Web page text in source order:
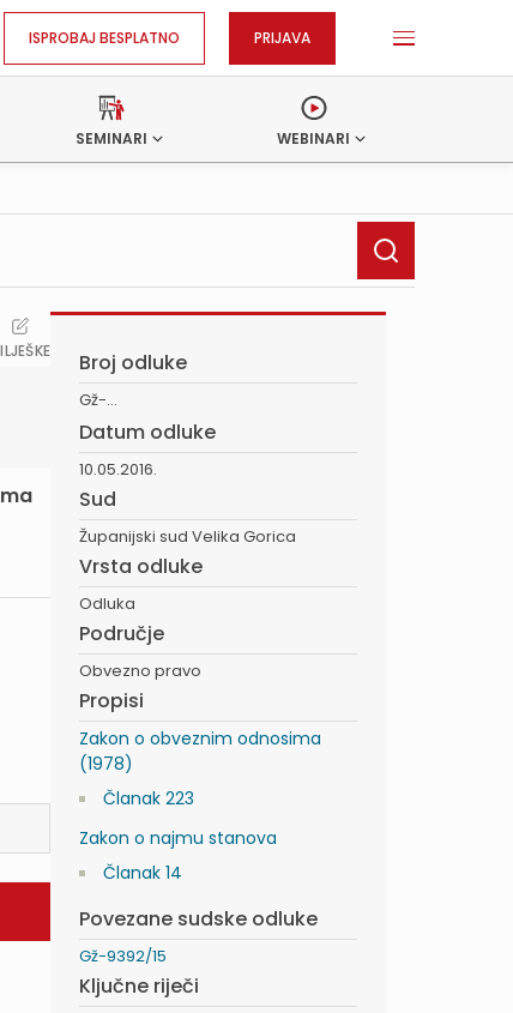
ISPROBAJ BESPLATNO PRIJAVA
SEMINARI WEBINARI
Broj odluke
Gž-...
Datum odluke
10.05.2016.
Sud
Županijski sud Velika Gorica
Vrsta odluke
Odluka
Područje
Obvezno pravo
Propisi
Zakon o obveznim odnosima
(1978)
Članak 223
Zakon o najmu stanova
Članak 14
Povezane sudske odluke
Gž-9392/15
Ključne riječi